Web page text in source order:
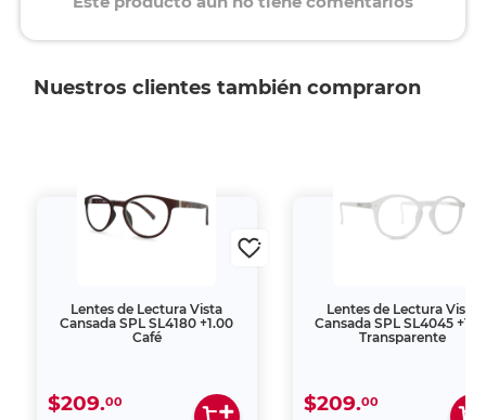
Nuestros clientes también compraron
Lentes de Lectura Vista
Cansada SPL SL4180 +1.00
Café
$209.00
Lentes de Lectura Vista
Cansada SPL SL4045
Transparente
$209.00